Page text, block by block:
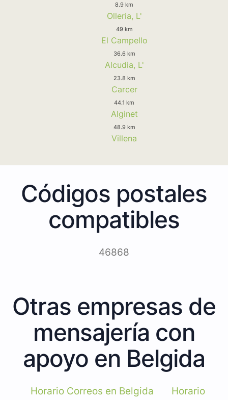
8.9 km
Olleria, L'
49 km
El Campello
36.6 km
Alcudia, L'
23.8 km
Carcer
44.1 km
Alginet
48.9 km
Villena
Códigos postales
compatibles
46868
Otras empresas de
mensajería con
apoyo en Belgida
Horario Correos en Belgida
Horario